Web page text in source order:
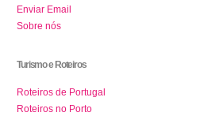
Enviar Email
Sobre nós
Turismo e Roteiros
Roteiros de Portugal
Roteiros no Porto